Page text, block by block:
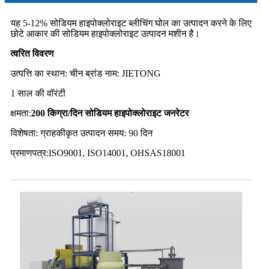
यह 5-12% सोडियम हाइपोक्लोराइट ब्लीचिंग घोल का उत्पादन करने के लिए
छोटे आकार की सोडियम हाइपोक्लोराइट उत्पादन मशीन है।
त्वरित विवरण
उत्पत्ति का स्थान: चीन ब्रांड नाम: JIETONG
1 साल की वॉरंटी
क्षमता:200 किग्रा/दिन सोडियम हाइपोक्लोराइट जनरेटर
विशेषता: ग्राहकीकृत उत्पादन समय: 90 दिन
प्रमाणपत्र:ISO9001, ISO14001, OHSAS18001